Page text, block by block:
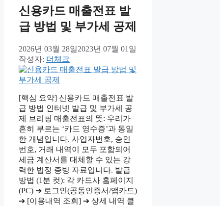
신용카드 매출전표 발
급 방법 및 부가세 공제
2026년 03월 28일2023년 07월 01일
작성자: 더체크
[핵심 요약] 신용카드 매출전표 발
급 방법 인터넷 발급 및 부가세 공
제 브리핑 매출전표의 뜻: 우리가
흔히 부르는 ‘카드 영수증’과 동일
한 개념입니다. 사업자번호, 승인
번호, 거래 내역이 모두 포함되어
세금 계산서를 대체할 수 있는 강
력한 법정 증빙 자료입니다. 발급
방법 (1분 컷): 각 카드사 홈페이지
(PC) ➔ 로그인(공동인증서/앱카드)
➔ [이용내역 조회] ➔ 상세 내역 클